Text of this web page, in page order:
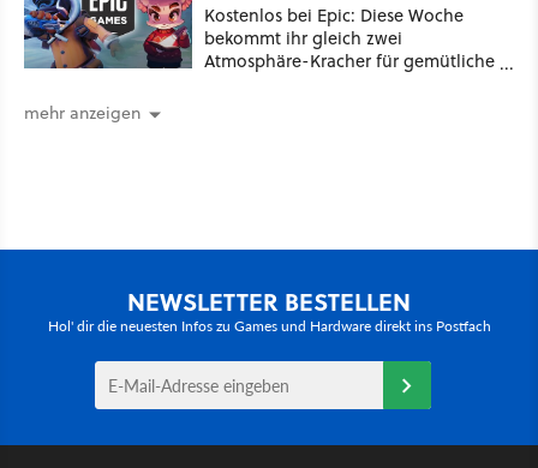
Kostenlos bei Epic: Diese Woche
bekommt ihr gleich zwei
Atmosphäre-Kracher für gemütliche
mehr anzeigen
NEWSLETTER BESTELLEN
Hol' dir die neuesten Infos zu Games und Hardware direkt ins Postfach